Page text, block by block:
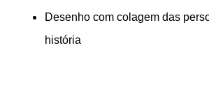
Desenho com colagem das
história